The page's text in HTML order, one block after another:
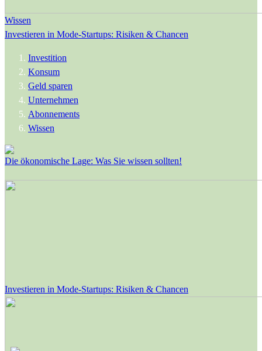
Wissen
Investieren in Mode-Startups: Risiken & Chancen
Investition
Konsum
Geld sparen
Unternehmen
Abonnements
Wissen
Die ökonomische Lage: Was Sie wissen sollten!
Investieren in Mode-Startups: Risiken & Chancen